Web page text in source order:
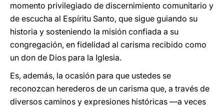
momento privilegiado de discernimiento comunitario y
de escucha al Espíritu Santo, que sigue guiando su
historia y sosteniendo la misión confiada a su
congregación, en fidelidad al carisma recibido como
un don de Dios para la Iglesia.
Es, además, la ocasión para que ustedes se
reconozcan herederos de un carisma que, a través de
diversos caminos y expresiones históricas —a veces